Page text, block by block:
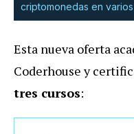
criptomonedas en
Esta nueva oferta
Coderhouse y
tres cursos: